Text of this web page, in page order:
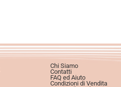
Chi Siamo
Contatti
FAQ ed Aiuto
Condizioni di Vendita